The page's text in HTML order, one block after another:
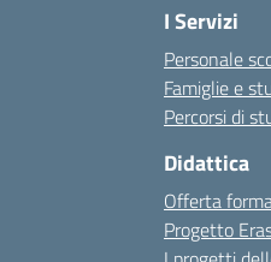
I Servizi
Personale
Famiglie e
Percorsi di
Didattica
Offerta
Progetto